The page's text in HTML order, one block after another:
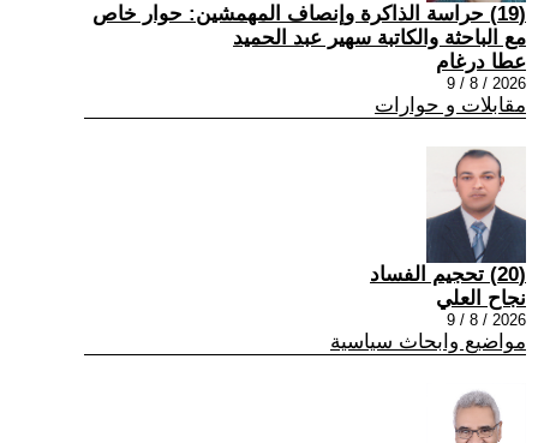
(19) حراسة الذاكرة وإنصاف المهمشين: حوار خاص
مع الباحثة والكاتبة سهير عبد الحميد
عطا درغام
2026 / 8 / 9
مقابلات و حوارات
(20) تحجيم الفساد
نجاح العلي
2026 / 8 / 9
مواضيع وابحاث سياسية